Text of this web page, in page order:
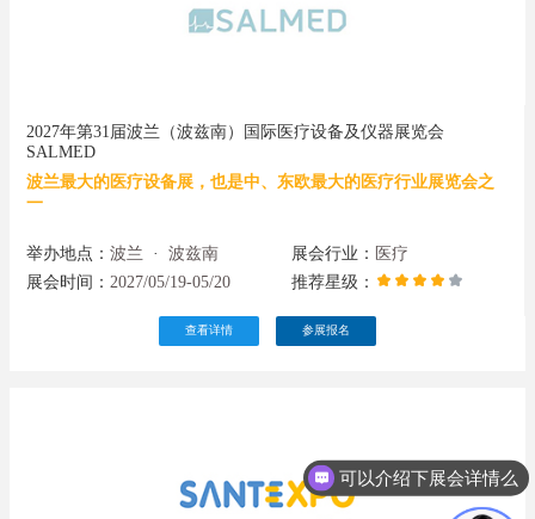
2027年第31届波兰（波兹南）国际医疗设备及仪器展览会
SALMED
波兰最大的医疗设备展，也是中、东欧最大的医疗行业展览会之
一
举办地点：波兰 ·波兹南 展会行业： 医疗
展会时间： 2027/05/19-05/20 推荐星级：
查看详情 参展报名
可以介绍下展会详情么